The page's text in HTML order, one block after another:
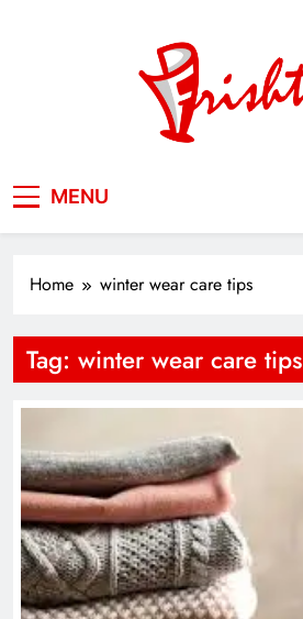
MENU
Home winter wear care tips
Tag: winter wear care tips